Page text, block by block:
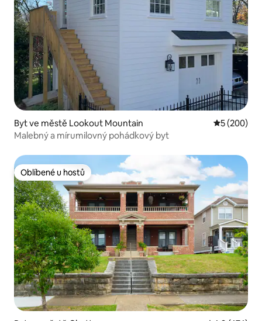
Byt ve městě Lookout Mountain Průměrné
5 (200)
Malebný a mírumilovný pohádkový byt
Oblíbené u hostů
Oblíbené u hostů